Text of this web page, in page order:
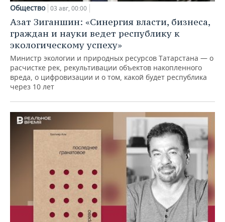
Общество 03 авг, 00:00
Азат Зиганшин: «Синергия власти, бизнеса,
граждан и науки ведет республику к
экологическому успеху»
Министр экологии и природных ресурсов Татарстана — о
расчистке рек, рекультивации объектов накопленного
вреда, о цифровизации и о том, какой будет республика
через 10 лет